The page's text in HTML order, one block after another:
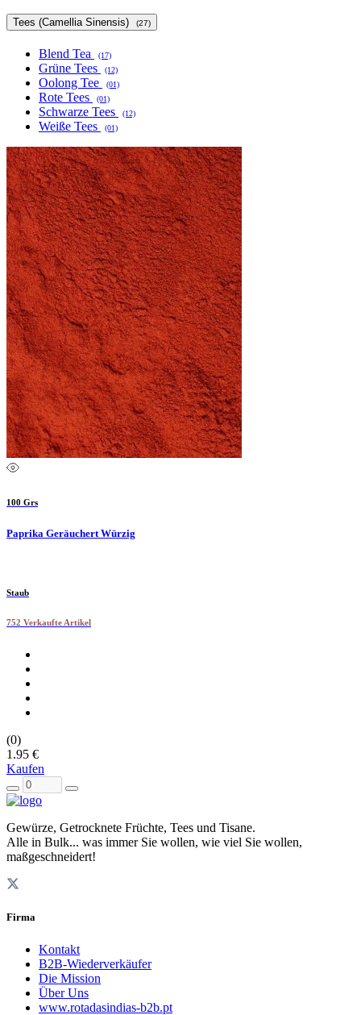
Tees (Camellia Sinensis) (27)
Blend Tea (17)
Grüne Tees (12)
Oolong Tee (01)
Rote Tees (01)
Schwarze Tees (12)
Weiße Tees (01)
100 Grs
Paprika Geräuchert Würzig
Staub
752 Verkaufte Artikel
(0)
1.95 €
Kaufen
Gewürze, Getrocknete Früchte, Tees und Tisane.
Alle in Bulk... was immer Sie wollen, wie viel Sie wollen,
maßgeschneidert!
Firma
Kontakt
B2B-Wiederverkäufer
Die Mission
Über Uns
www.rotadasindias-b2b.pt